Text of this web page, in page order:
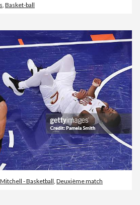
Basket-ball
- Basketball Deuxième match